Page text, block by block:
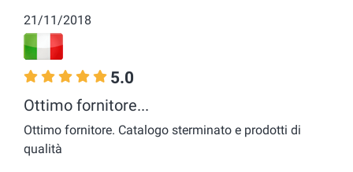
21/11/2018
5.0
Ottimo fornitore...
Ottimo fornitore. Catalogo sterminato e prodotti di
qualità